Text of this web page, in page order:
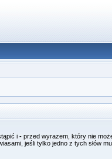
i - przed wyrazem, który nie
jeśli tylko jedno z tych słów